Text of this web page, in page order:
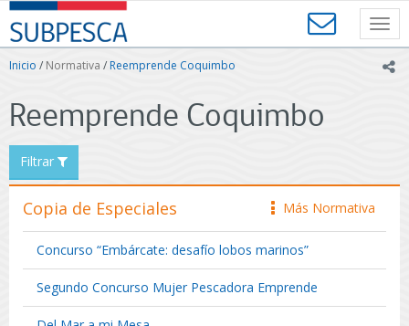
Contenido
principal
SUBPESCA
-
Subsecretaría
y
Acuicultura
-
Gobierno
de
Chile
Inicio / Normativa / Reemprende Coquimbo
Reemprende Coquimbo
Filtrar
icono
Más Normativa
Copia de Especiales
Concurso “Embárcate: desafío lobos marinos”
Segundo Concurso Mujer Pescadora Emprende